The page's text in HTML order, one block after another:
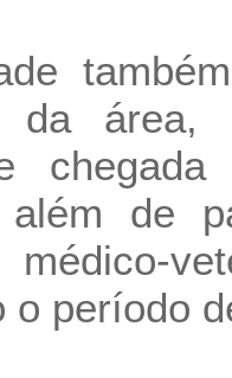
da área,
além de
o período